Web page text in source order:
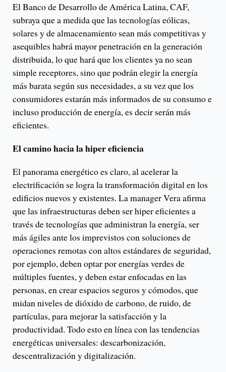
El Banco de Desarrollo de América Latina, CAF,
subraya que a medida que las tecnologías eólicas,
solares y de almacenamiento sean más competitivas y
asequibles habrá mayor penetración en la generación
distribuida, lo que hará que los clientes ya no sean
simple receptores, sino que podrán elegir la energía
más barata según sus necesidades, a su vez que los
consumidores estarán más informados de su consumo e
incluso producción de energía, es decir serán más
eficientes.
El camino hacia la hiper eficiencia
El panorama energético es claro, al acelerar la
electrificación se logra la transformación digital en los
edificios nuevos y existentes. La manager Vera afirma
que las infraestructuras deben ser hiper eficientes a
través de tecnologías que administran la energía, ser
más ágiles ante los imprevistos con soluciones de
operaciones remotas con altos estándares de seguridad,
por ejemplo, deben optar por energías verdes de
múltiples fuentes, y deben estar enfocadas en las
personas, en crear espacios seguros y cómodos, que
midan niveles de dióxido de carbono, de ruido, de
partículas, para mejorar la satisfacción y la
productividad. Todo esto en línea con las tendencias
energéticas universales: descarbonización,
descentralización y digitalización.